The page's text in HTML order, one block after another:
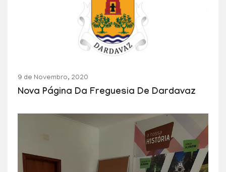
9 de Novembro, 2020
Nova Página Da Freguesia De Dardavaz